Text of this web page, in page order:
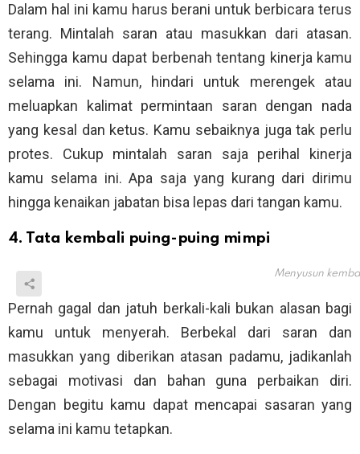
Dalam hal ini kamu harus berani untuk berbicara terus
terang. Mintalah saran atau masukkan dari atasan.
Sehingga kamu dapat berbenah tentang kinerja kamu
selama ini. Namun, hindari untuk merengek atau
meluapkan kalimat permintaan saran dengan nada
yang kesal dan ketus. Kamu sebaiknya juga tak perlu
protes. Cukup mintalah saran saja perihal kinerja
kamu selama ini. Apa saja yang kurang dari dirimu
hingga kenaikan jabatan bisa lepas dari tangan kamu.
4. Tata kembali puing-puing mimpi
Menyusun
Pernah gagal dan jatuh berkali-kali bukan alasan bagi
kamu untuk menyerah. Berbekal dari saran dan
masukkan yang diberikan atasan padamu, jadikanlah
sebagai motivasi dan bahan guna perbaikan diri.
Dengan begitu kamu dapat mencapai sasaran yang
selama ini kamu tetapkan.